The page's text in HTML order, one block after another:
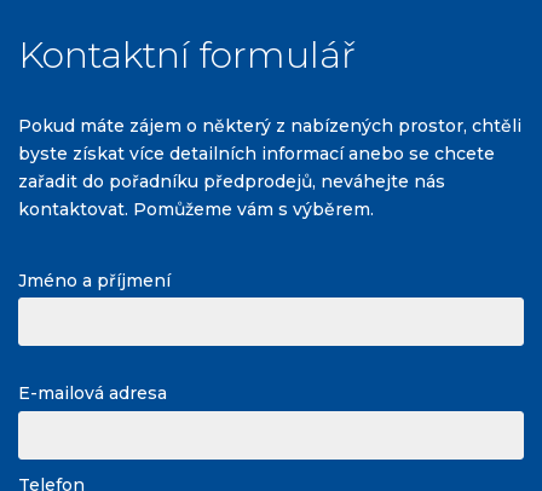
Kontaktní formulář
Pokud máte zájem o některý z nabízených prostor, chtěli
byste získat více detailních informací anebo se chcete
zařadit do pořadníku předprodejů, neváhejte nás
kontaktovat. Pomůžeme vám s výběrem.
Jméno a příjmení
E-mailová adresa
Telefon